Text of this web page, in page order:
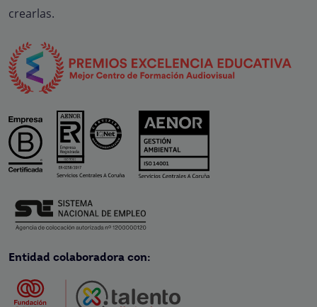
crearlas.
Entidad colaboradora con: